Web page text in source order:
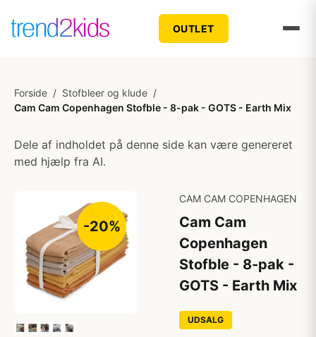
OUTLET
Forside / Stofbleer og klude /
Cam Cam Copenhagen Stofble - 8-pak - GOTS - Earth Mix
Dele af indholdet på denne side kan være genereret
med hjælp fra AI.
-20%
CAM CAM COPENHAGEN
Cam Cam
Copenhagen
Stofble - 8-pak -
GOTS - Earth Mix
UDSALG